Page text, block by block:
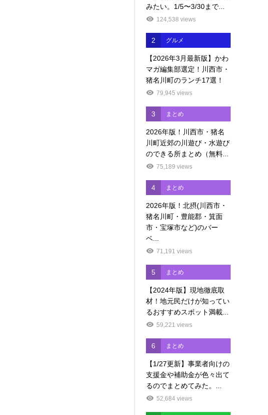
みたい。1/5〜3/30まで...
124,538 views
2 グルメ
【2026年3月最新版】かわ
マガ編集部選定！川西市・
猪名川町のランチ17選！
79,945 views
3 まとめ
2026年版！川西市・猪名
川町近郊の川遊び・水遊び
のできる所まとめ（無料...
75,189 views
4 まとめ
2026年版！北摂(川西市・
猪名川町・豊能郡・箕面
市・宝塚市など)のバー
ベ...
71,191 views
5 まとめ
【2024年版】現地徹底取
材！地元民だけが知ってい
るおすすめスポット満載...
59,221 views
6 まとめ
【1/27更新】事業者向けの
支援金や補助金が色々出て
るのでまとめてみた。...
52,684 views